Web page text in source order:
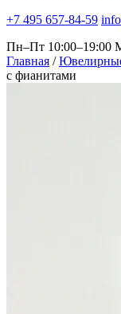
+7 495 657-84-59
Пн–Пт 10:00–19:00
Главная /
с фианитами